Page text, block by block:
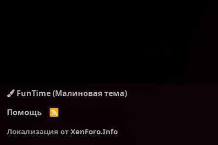
FunTime (Малиновая тема)
Помощь
R
S
Локализация от XenForo.Info